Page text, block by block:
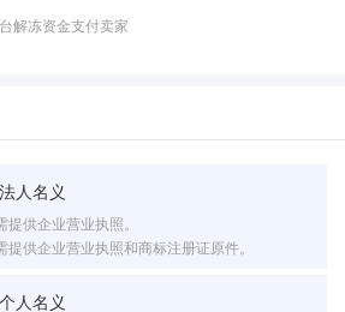
解冻资金支付卖家
人名义
提供企业营业执照。
提供企业营业执照和商标注册证原件。
人名义